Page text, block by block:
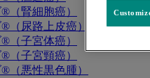
（腎細胞癌）
（尿路上皮癌）
（子宮体癌）
（子宮頸癌）
（悪性黒色腫）